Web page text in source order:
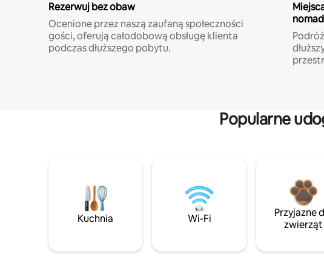
Rezerwuj bez obaw
Ocenione przez naszą zaufaną społeczności
gości, oferują całodobową obsługę klienta
podczas dłuższego pobytu.
Popularne
Kuchnia Wi-Fi
Przyjazne
zwierząt